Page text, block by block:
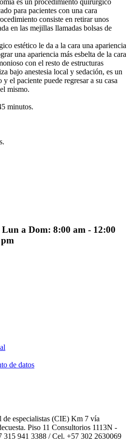
es un procedimiento quirúrgico
para pacientes con una cara
consiste en retirar unos
en las mejillas llamadas bolsas de
estético le da a la cara una apariencia
una apariencia más esbelta de la cara
con el resto de estructuras
bajo anestesia local y sedación, es un
el paciente puede regresar a su casa
mismo.
minutos.
Lun a Dom: 8:00 am - 12:00
de datos
de especialistas (CIE) Km 7 vía
Piso 11 Consultorios 1113N -
315 941 3388 / Cel. +57 302 2630069